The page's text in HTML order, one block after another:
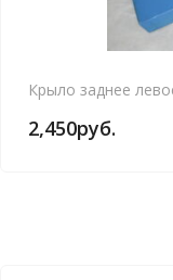
Крыло заднее
2,450руб.